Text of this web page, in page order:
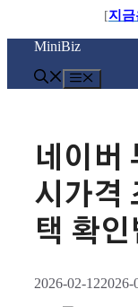
[지금
컨
로
MiniBiz
네이버
시가격
택 확인
2026-02-122026-